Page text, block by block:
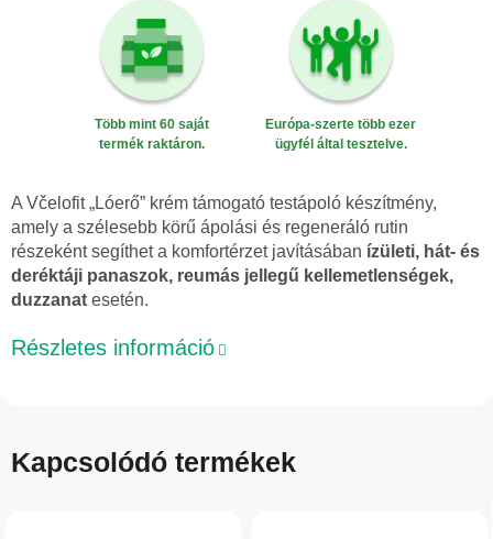
Több mint 60 saját
termék raktáron.
Európa-szerte több ezer
ügyfél által tesztelve.
A Včelofit „Lóerő” krém támogató testápoló készítmény,
amely a szélesebb körű ápolási és regeneráló rutin
részeként segíthet a komfortérzet javításában ízületi, hát- és
deréktáji panaszok, reumás jellegű kellemetlenségek,
duzzanat esetén.
Részletes információ
Kapcsolódó termékek